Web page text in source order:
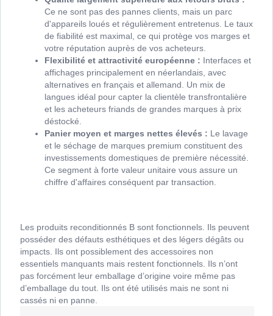
Ce ne sont pas des pannes clients, mais un parc
d'appareils loués et régulièrement entretenus. Le taux
de fiabilité est maximal, ce qui protège vos marges et
votre réputation auprès de vos acheteurs.
Flexibilité et attractivité européenne : Interfaces et
affichages principalement en néerlandais, avec
alternatives en français et allemand. Un mix de
langues idéal pour capter la clientèle transfrontalière
et les acheteurs friands de grandes marques à prix
déstocké.
Panier moyen et marges nettes élevés : Le lavage
et le séchage de marques premium constituent des
investissements domestiques de première nécessité.
Ce segment à forte valeur unitaire vous assure un
chiffre d'affaires conséquent par transaction.
Les produits reconditionnés B sont fonctionnels. Ils peuvent
posséder des défauts esthétiques et des légers dégâts ou
impacts. Ils ont possiblement des accessoires non
essentiels manquants mais restent fonctionnels. Ils n’ont
pas forcément leur emballage d’origine voire même pas
d’emballage du tout. Ils ont été utilisés mais ne sont ni
cassés ni en panne.